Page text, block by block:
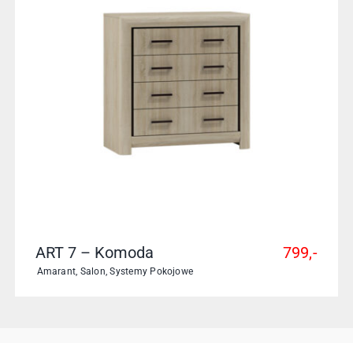
ART 7 – Komoda
Amarant Salon ,Systemy Pokojowe
799,-